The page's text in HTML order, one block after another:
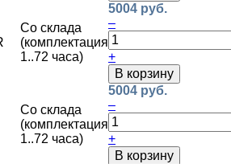
Со склада
(комплектация
1..72 часа)
5004 руб.
–
+
В корзину
Со склада
(комплектация
1..72 часа)
5004 руб.
–
+
В корзину